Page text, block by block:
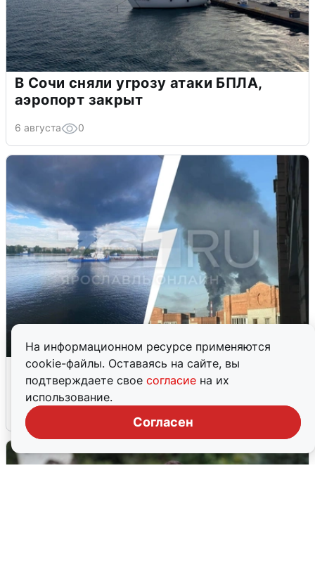
На информационном ресурсе применяются
cookie-файлы. Оставаясь на сайте, вы
подтверждаете свое согласие на их
использование.
Согласен
В Сочи сняли угрозу атаки БПЛА,
аэропорт закрыт
6 августа 0
Ночная атака БПЛА на Ярославль:
попадания и последствия
6 августа